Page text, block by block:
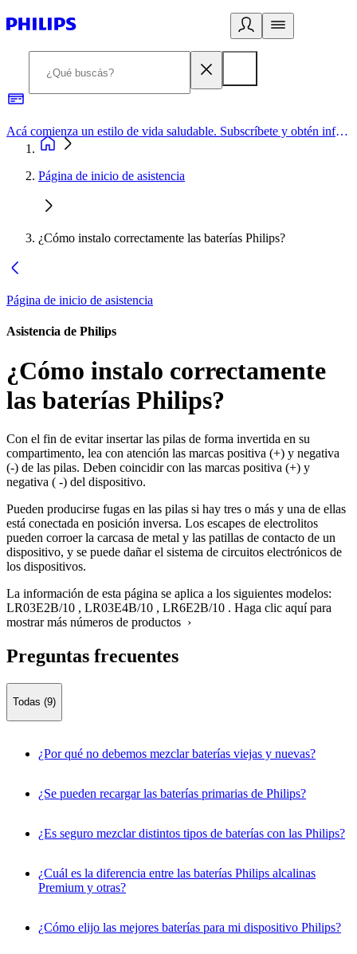
Acá comienza un estilo de vida saludable. Subscríbete y obtén información de primera mano
Página de inicio de asistencia
¿Cómo instalo correctamente las baterías Philips?
Página de inicio de asistencia
Asistencia de Philips
¿Cómo instalo correctamente
las baterías Philips?
Con el fin de evitar insertar las pilas de forma invertida en su
compartimento, lea con atención las marcas positiva (+) y negativa
(-) de las pilas. Deben coincidir con las marcas positiva (+) y
negativa ( -) del dispositivo.
Pueden producirse fugas en las pilas si hay tres o más y una de ellas
está conectada en posición inversa. Los escapes de electrolitos
pueden corroer la carcasa de metal y las patillas de contacto de un
dispositivo, y se puede dañar el sistema de circuitos electrónicos de
los dispositivos.
La información de esta página se aplica a los siguientes modelos:
LR03E2B/10 , LR03E4B/10 , LR6E2B/10 . Haga clic aquí para
mostrar más números de productos ›
Preguntas frecuentes
Todas (9)
¿Por qué no debemos mezclar baterías viejas y nuevas?
¿Se pueden recargar las baterías primarias de Philips?
¿Es seguro mezclar distintos tipos de baterías con las Philips?
¿Cuál es la diferencia entre las baterías Philips alcalinas
Premium y otras?
¿Cómo elijo las mejores baterías para mi dispositivo Philips?